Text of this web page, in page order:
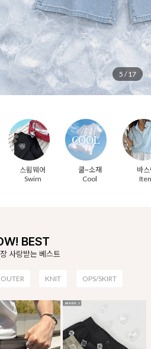
5 /17
스윔웨어
Swim
쿨~소재
Cool
바
BEST
사랑받는 베스트
OUTER KNIT OPS/SKIRT